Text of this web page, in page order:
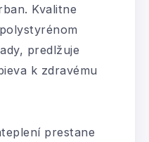
Kvalitne
predlžuje
k zdravému
prestane